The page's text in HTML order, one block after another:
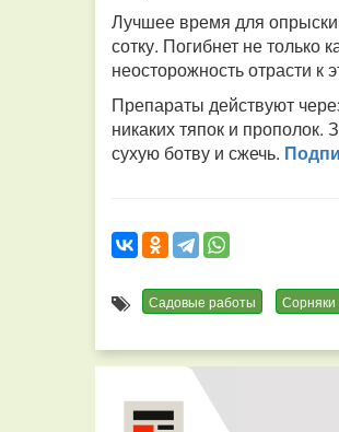
Лучшее время для
сотку. Погибнет не только
неосторожность отрасти к
Препараты действуют
никаких тяпок и прополок.
сухую ботву и сжечь.
Садовые работы Сорняки